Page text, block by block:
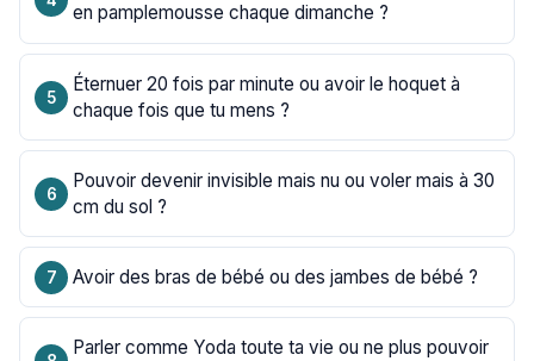
en pamplemousse chaque dimanche ?
Éternuer 20 fois par minute ou avoir le hoquet à
chaque fois que tu mens ?
Pouvoir devenir invisible mais nu ou voler mais à 30
cm du sol ?
Avoir des bras de bébé ou des jambes de bébé ?
Parler comme Yoda toute ta vie ou ne plus pouvoir